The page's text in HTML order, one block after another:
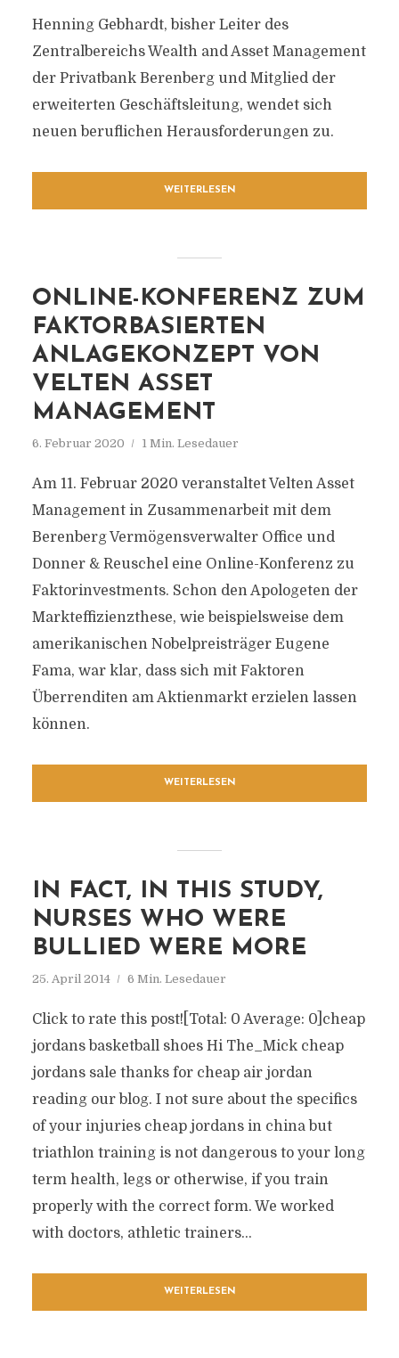
Henning Gebhardt, bisher Leiter des
Zentralbereichs Wealth and Asset Management
der Privatbank Berenberg und Mitglied der
erweiterten Geschäftsleitung, wendet sich
neuen beruflichen Herausforderungen zu.
WEITERLESEN
ONLINE-KONFERENZ ZUM
FAKTORBASIERTEN
ANLAGEKONZEPT VON
VELTEN ASSET
MANAGEMENT
6. Februar 2020 1 Min. Lesedauer
Am 11. Februar 2020 veranstaltet Velten Asset
Management in Zusammenarbeit mit dem
Berenberg Vermögensverwalter Office und
Donner & Reuschel eine Online-Konferenz zu
Faktorinvestments. Schon den Apologeten der
Markteffizienzthese, wie beispielsweise dem
amerikanischen Nobelpreisträger Eugene
Fama, war klar, dass sich mit Faktoren
Überrenditen am Aktienmarkt erzielen lassen
können.
WEITERLESEN
IN FACT, IN THIS STUDY,
NURSES WHO WERE
BULLIED WERE MORE
25. April 2014 6 Min. Lesedauer
Click to rate this post![Total: 0 Average: 0]cheap
jordans basketball shoes Hi The_Mick cheap
jordans sale thanks for cheap air jordan
reading our blog. I not sure about the specifics
of your injuries cheap jordans in china but
triathlon training is not dangerous to your long
term health, legs or otherwise, if you train
properly with the correct form. We worked
with doctors, athletic trainers...
WEITERLESEN